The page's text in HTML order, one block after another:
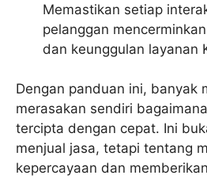
Memastikan setiap
pelanggan
dan keunggulan layanan
Dengan panduan ini, banyak
merasakan sendiri
tercipta dengan cepat. Ini
menjual jasa, tetapi tentang
kepercayaan dan